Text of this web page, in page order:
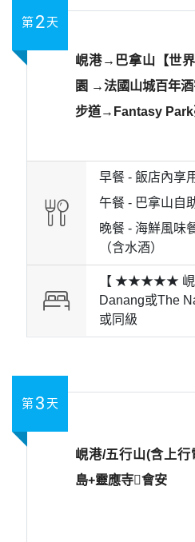
第2天
峴港→巴拿山【世
園 →法國山城百年
步道→Fantasy
早餐 - 飯店內享
午餐 - 巴拿山自
晚餐 - 海鮮風味
（含水酒）
【 ★★★★★ 峴
Danang或The
或同級
第3 天
峴港/五行山(含上
島+靈應寺會安